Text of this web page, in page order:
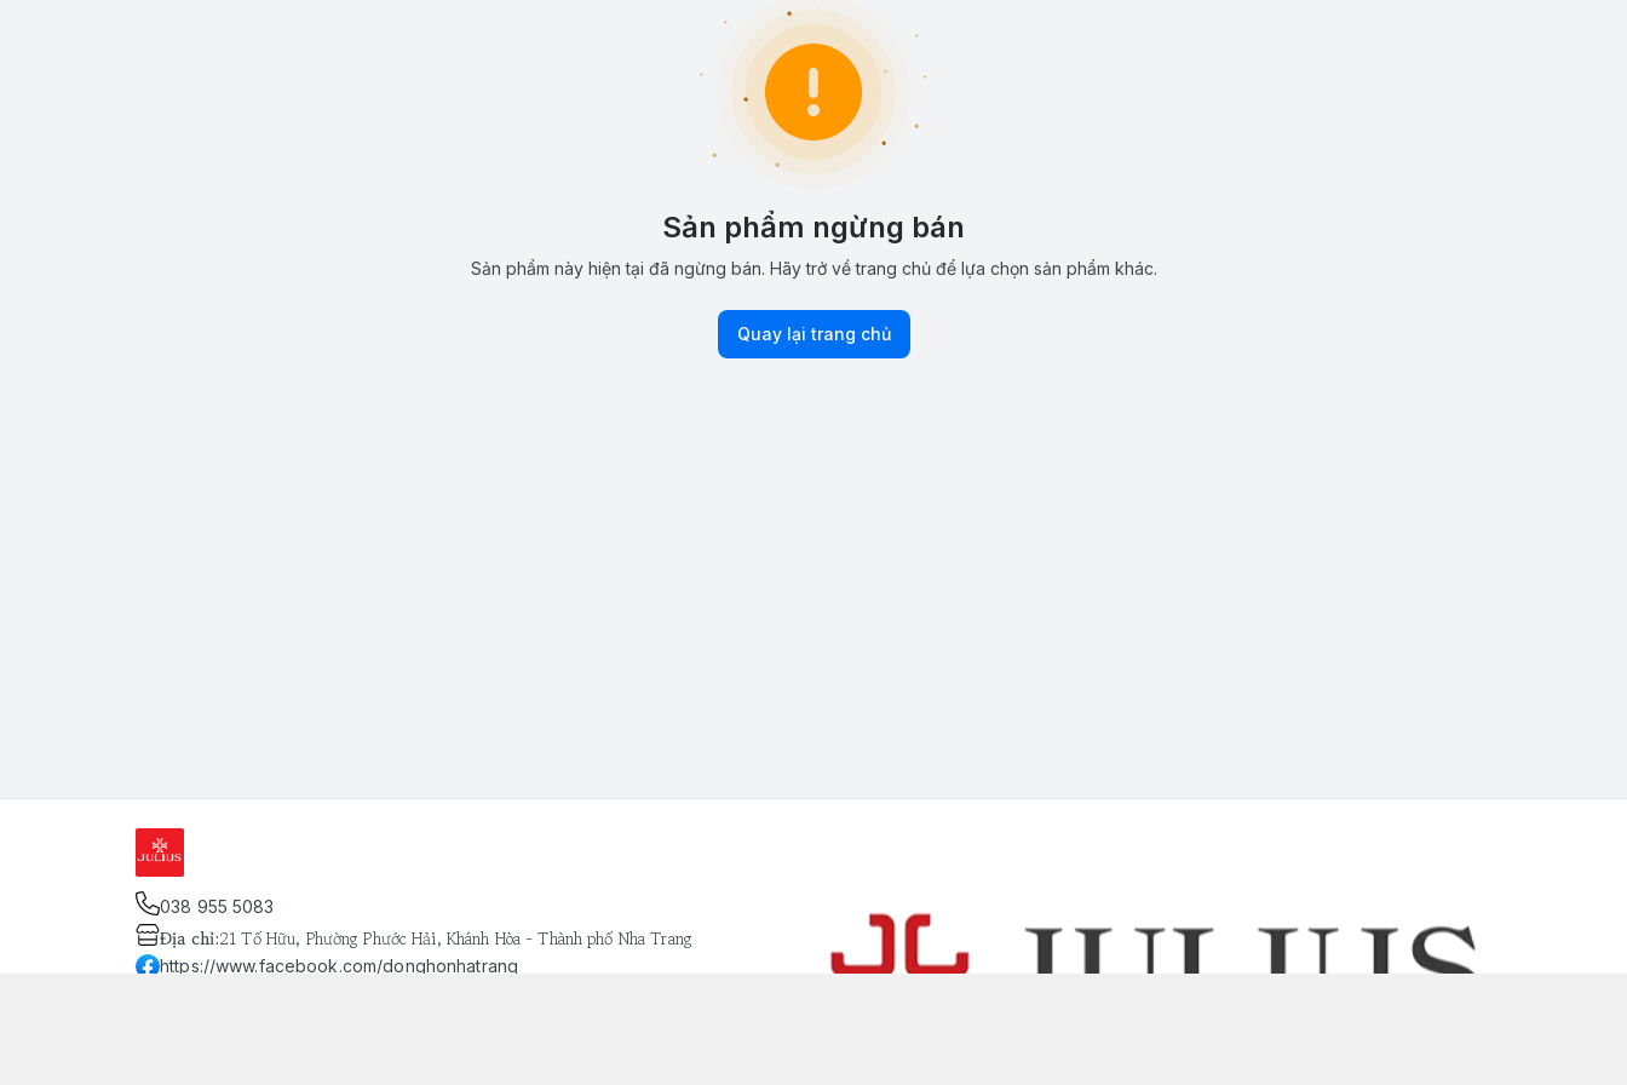
Sản phẩm ngừng bán
Sản phẩm này hiện tại đã ngừng bán. Hãy trở về trang chủ để lựa chọn sản phẩm khác.
Quay lại trang chủ
038 955 5083
Địa chỉ:21 Tố Hữu, Phường Phước Hải, Khánh Hòa - Thành phố Nha Trang
https://www.facebook.com/donghonhatrang